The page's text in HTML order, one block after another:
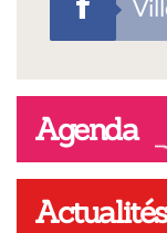
Agenda
Actualités